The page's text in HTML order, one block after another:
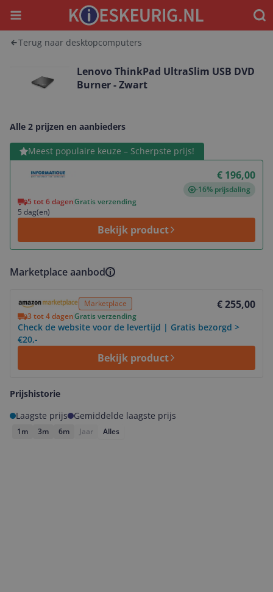
Menu
Terug naar desktopcomputers
Lenovo ThinkPad UltraSlim USB DVD
Burner - Zwart
Alle 2 prijzen en aanbieders
Meest populaire keuze – Scherpste prijs!
€ 196,00
-16% prijsdaling
5 tot 6 dagenGratis verzending
5 dag(en)
Bekijk product
Bekijk product
Marketplace aanbod
Marketplace € 255,00
3 tot 4 dagenGratis verzending
Check de website voor de levertijd | Gratis bezorgd >
€20,-
Bekijk product
Prijshistorie
Laagste prijs
Gemiddelde laagste prijs
1m 3m 6m Jaar Alles